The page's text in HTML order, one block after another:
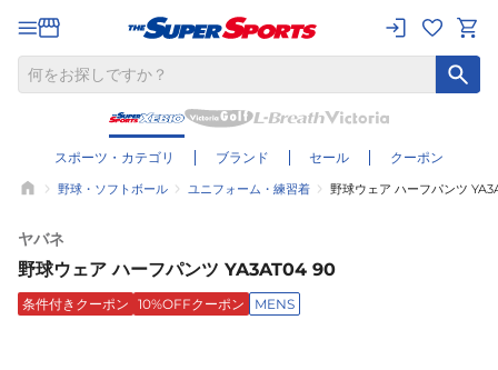
スポーツ・カテゴリ ブランド セール クーポン
野球・ソフトボール ユニフォーム・練習着 野球ウェア ハーフパンツ
ヤバネ
野球ウェア ハーフパンツ YA3AT04 90
条件付きクーポン 10%OFFクーポン MENS